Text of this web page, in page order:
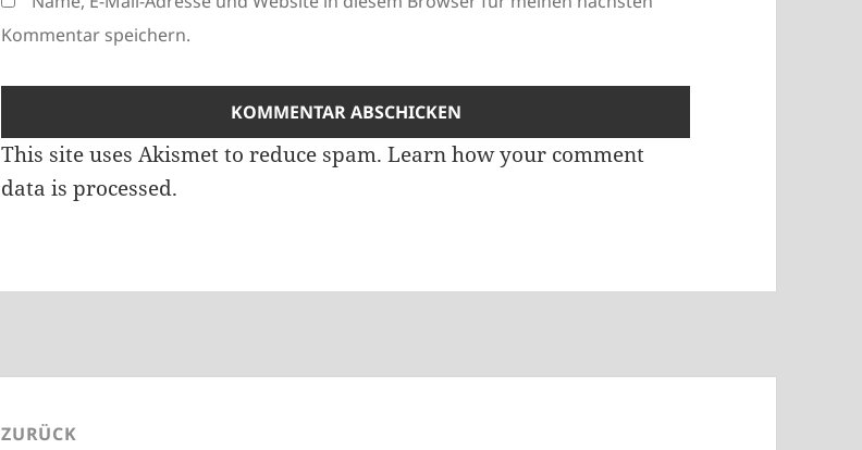
Kommentar speichern.
This site uses Akismet to reduce spam.Learn how your comment
data is processed.
ZURÜCK